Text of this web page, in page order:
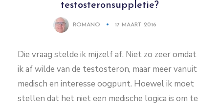
testosteronsuppletie?
ROMANO 17 MAART 2016
Die vraag stelde ik mijzelf af. Niet zo zeer omdat
ik af wilde van de testosteron, maar meer vanuit
medisch en interesse oogpunt. Hoewel ik moet
stellen dat het niet een medische logica is om te